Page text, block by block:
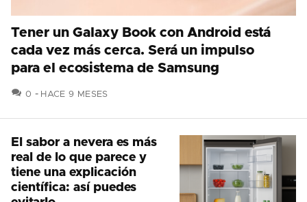
Tener un Galaxy Book con Android está
cada vez más cerca. Será un impulso
para el ecosistema de Samsung
0 COMENTARIOS
HACE 9 MESES
El sabor a nevera es más
real de lo que parece y
tiene una explicación
científica: así puedes